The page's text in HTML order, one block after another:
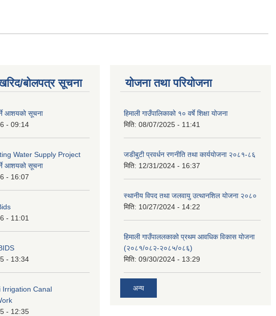
बोलपत्र सूचना
आशयको सूचना
- 09:14
Water Supply Project
आशयको सूचना
- 16:07
- 11:01
- 13:34
Irrigation Canal
- 12:35
योजना तथा परियोजना
हिमाली गाउँपालिकाको १० वर्षे शिक्षा योजना
मिति: 08/07/2025 - 11:41
जडीबुटी प्रवर्धन रणनीति तथा कार्ययाेजना २०८१-८६
मिति: 12/31/2024 - 16:37
स्थानीय विपद तथा जलवायु उत्थानशिल योजना २०८०
मिति: 10/27/2024 - 14:22
हिमाली गाउँपाललकाको प्रथम आवधिक विकास योजना
(२०८१/०८२-२०८५/०८६)
मिति: 09/30/2024 - 13:29
अन्य